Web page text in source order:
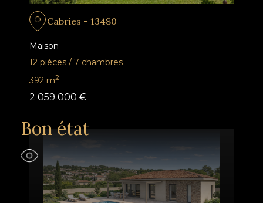
Cabries - 13480
Maison
12 pièces / 7 chambres
392 m2
2 059 000 €
Bon état